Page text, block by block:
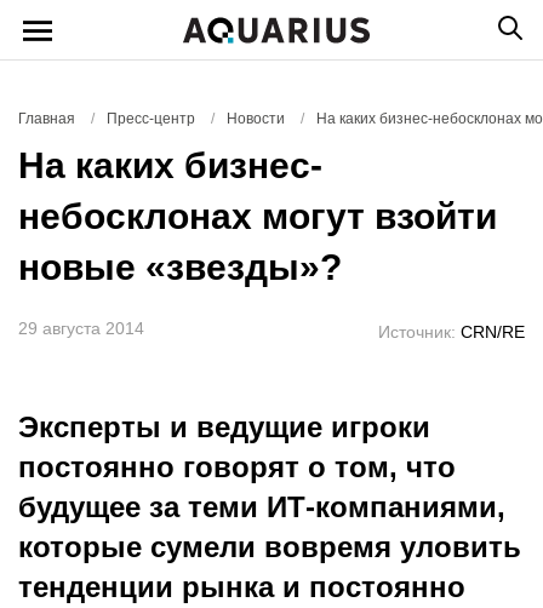
Главная / Пресс-центр / Новости / На каких бизнес-небосклонах
На каких бизнес-
небосклонах могут взойти
новые «звезды»?
29 августа 2014 Источник: CRN/RE
Эксперты и ведущие игроки
постоянно говорят о том, что
будущее за теми ИТ-компаниями,
которые сумели вовремя уловить
тенденции рынка и постоянно